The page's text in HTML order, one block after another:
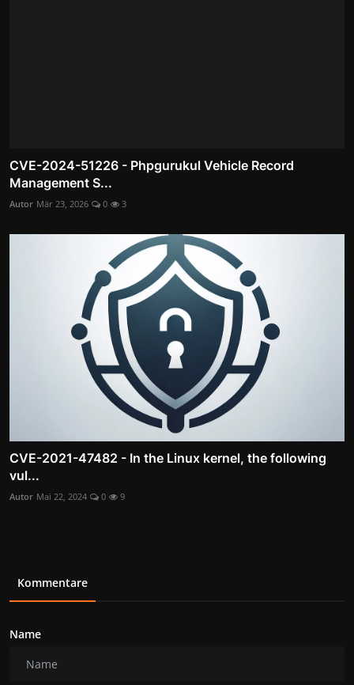
CVE-2024-51226 - Phpgurukul Vehicle Record
Management S...
Autor Mär 23, 2026 0 3
CVE-2021-47482 - In the Linux kernel, the following
vul...
Autor Mai 22, 2024 0 9
Kommentare
Name